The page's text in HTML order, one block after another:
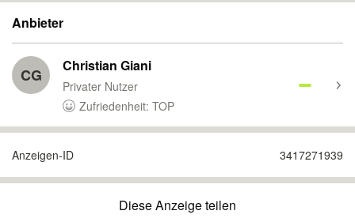
Anbieter
CG Christian Giani
Privater Nutzer
Zufriedenheit: TOP
Anzeigen-ID 3417271939
Diese Anzeige teilen